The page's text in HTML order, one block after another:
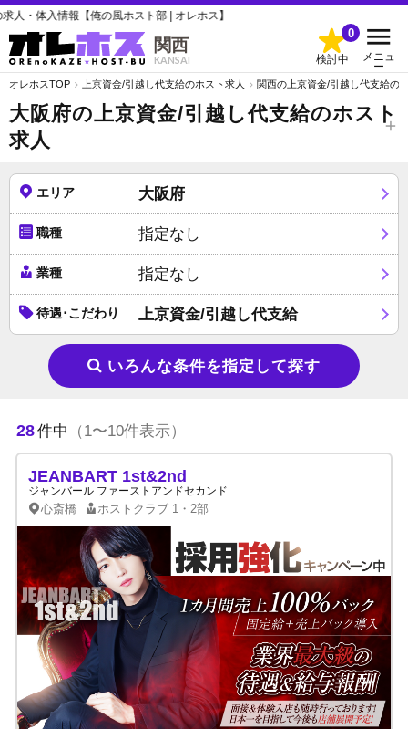
の風ホスト部 | オレホス】
関西
KANSAI 検討中
0
メニュ
ー
オレホスTOP 上京資金/引越し代支給のホスト求人 関西の上京資金/引越し代支給の
大阪府の上京資金/引越し代支給のホスト
求人
エリア 大阪府
職種 指定なし
業種 指定なし
待遇･こだわり 上京資金/引越し代支給
いろんな条件を指定して探す
28件中 （1〜10件表示）
JEANBART 1st&2nd
ジャンバール ファーストアンドセカンド
心斎橋 ホストクラブ 1・2部